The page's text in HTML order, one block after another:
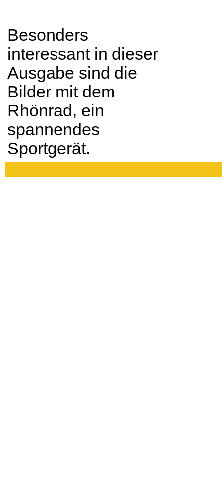
Besonders
interessant in dieser
Ausgabe sind die
Bilder mit dem
Rhönrad, ein
spannendes
Sportgerät.